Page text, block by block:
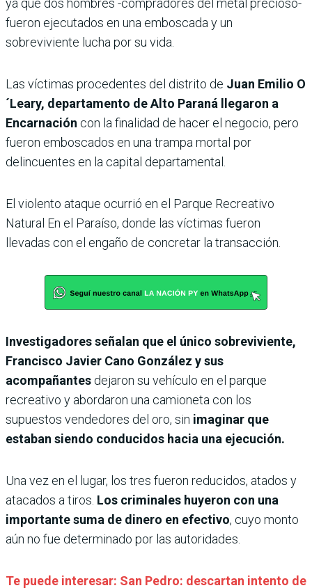
ya que dos hombres -compradores del metal precioso-
fueron ejecutados en una emboscada y un
sobreviviente lucha por su vida.
Las víctimas procedentes del distrito de Juan Emilio O
´Leary, departamento de Alto Paraná llegaron a
Encarnación con la finalidad de hacer el negocio, pero
fueron emboscados en una trampa mortal por
delincuentes en la capital departamental.
El violento ataque ocurrió en el Parque Recreativo
Natural En el Paraíso, donde las víctimas fueron
llevadas con el engaño de concretar la transacción.
Investigadores señalan que el único sobreviviente,
Francisco Javier Cano González y sus
acompañantes dejaron su vehículo en el parque
recreativo y abordaron una camioneta con los
supuestos vendedores del oro, sin imaginar que
estaban siendo conducidos hacia una ejecución.
Una vez en el lugar, los tres fueron reducidos, atados y
atacados a tiros. Los criminales huyeron con una
importante suma de dinero en efectivo, cuyo monto
aún no fue determinado por las autoridades.
Te puede interesar: San Pedro: descartan intento de